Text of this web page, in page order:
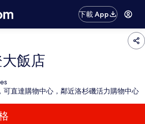
下載 App
飯店
可直達購物中心，鄰近洛杉磯活力購物中心